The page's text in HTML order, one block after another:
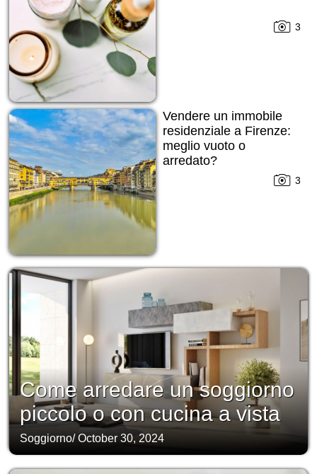
3
Vendere un immobile
residenziale a Firenze:
meglio vuoto o
arredato?
3
Come arredare un soggiorno
piccolo o con cucina a vista
Soggiorno/October 30, 2024